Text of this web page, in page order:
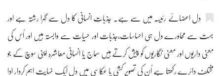
دل اعضائے رئیسہ میں سے ہے۔ جذباتِ انسانی کا دل سے گہرا رشتہ ہے اور
بہت سے محاورے دل ہی احساسات،جذبات اور حسیات سے وابستہ ہیں اور اُس کی
معنی داریوں اور معنی نگاریوں کو پیش کرتے ہیں سماج یا انسانی معاشرہ اپنی سوچ کے جو
مختلف دائرے رکھتا ہے اُن کی تصویر کشی یا عکاسی میں دل ایک نہایت اہم کردار ادا